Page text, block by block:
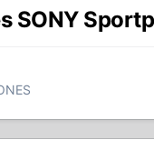
SONY